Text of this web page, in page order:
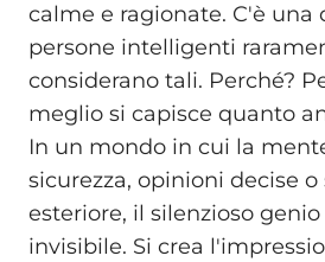
calme e ragionate. C'è una
persone intelligenti
considerano tali. Perché?
meglio si capisce quanto
In un mondo in cui la
sicurezza, opinioni decise o
esteriore, il silenzioso
invisibile. Si crea